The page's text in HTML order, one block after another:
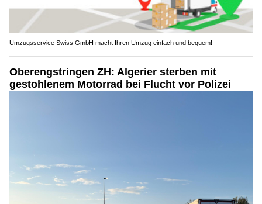
Umzugsservice Swiss GmbH macht Ihren Umzug einfach und bequem!
Oberengstringen ZH: Algerier sterben mit
gestohlenem Motorrad bei Flucht vor Polizei